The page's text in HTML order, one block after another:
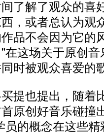
了解了观众的喜
，或者总认为观
品不会因为它的
在这场关于原创
时被观众喜爱的
也提出，随着
原创好音乐碰撞
员的概念在这些